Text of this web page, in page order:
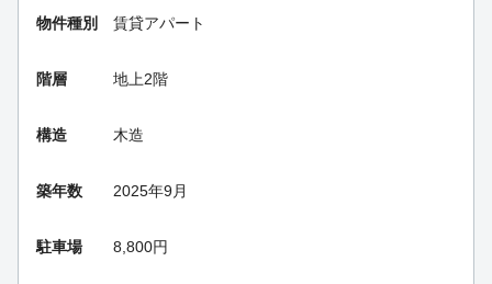
物件種別 賃貸アパート
階層 地上2階
構造 木造
築年数 2025年9月
駐車場 8,800円